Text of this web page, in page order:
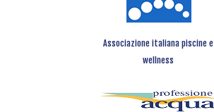
Associazione italiana piscine e
wellness